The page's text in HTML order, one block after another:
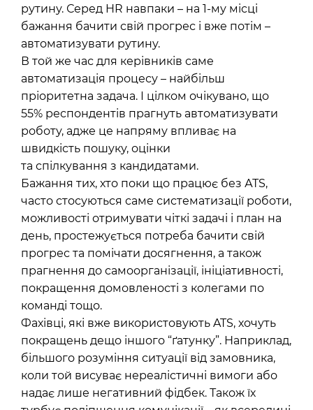
рутину. Серед HR навпаки – на 1-му місці
бажання бачити свій прогрес і вже потім –
автоматизувати рутину.
В той же час для керівників саме
автоматизація процесу – найбільш
пріоритетна задача. І цілком очікувано, що
55% респондентів прагнуть автоматизувати
роботу, адже це напряму впливає на
швидкість пошуку, оцінки
та спілкування з кандидатами.
Бажання тих, хто поки що працює без АТS,
часто стосуються саме систематизації роботи,
можливості отримувати чіткі задачі і план на
день, простежується потреба бачити свій
прогрес та помічати досягнення, а також
прагнення до самоорганізації, ініціативності,
покращення домовленості з колегами по
команді тощо.
Фахівці, які вже використовують ATS, хочуть
покращень дещо іншого “ґатунку”. Наприклад,
більшого розуміння ситуації від замовника,
коли той висуває нереалістичні вимоги або
надає лише негативний фідбек. Також їх